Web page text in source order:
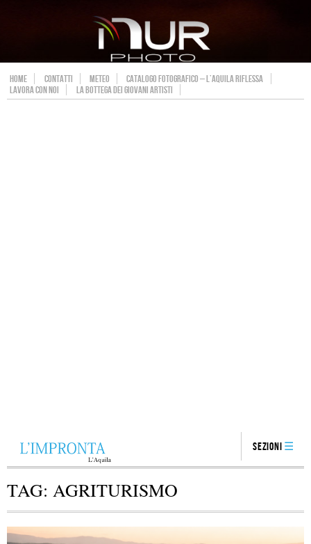
HOME CONTATTI METEO
CATALOGO FOTOGRAFICO – L’AQUILA RIFLESSA
LAVORA CON NOI
LA BOTTEGA DEI GIOVANI ARTISTI
Sezioni
TAG: AGRITURISMO